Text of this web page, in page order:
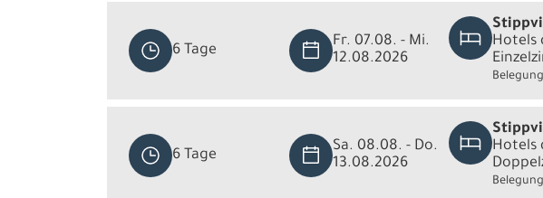
6 Tage
Fr. 07.08. - Mi.
12.08.2026
Hotels
6 Tage
Sa. 08.08. - Do.
13.08.2026
Hotels